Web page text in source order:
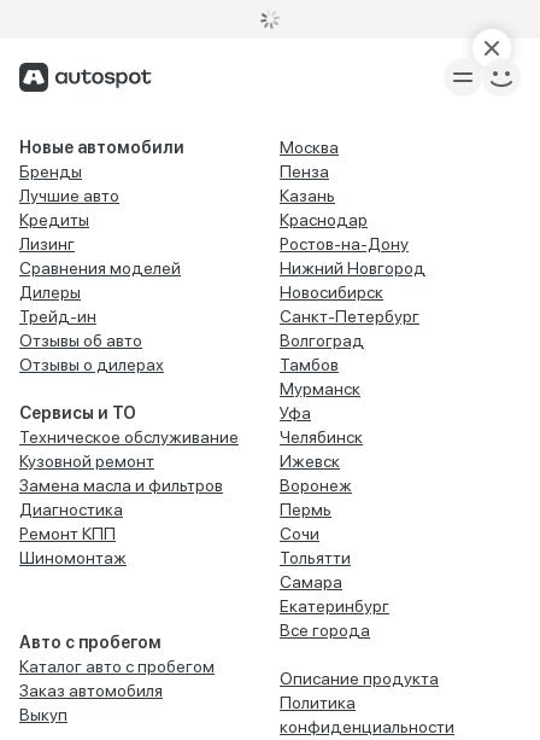
Новые автомобили
Бренды
Лучшие авто
Кредиты
Лизинг
Сравнения моделей
Дилеры
Трейд-ин
Отзывы об авто
Отзывы о дилерах
Сервисы и ТО
Техническое обслуживание
Кузовной ремонт
Замена масла и фильтров
Диагностика
Ремонт КПП
Шиномонтаж
Авто с пробегом
Каталог авто с пробегом
Заказ автомобиля
Выкуп
Москва
Пенза
Казань
Краснодар
Ростов-на-Дону
Нижний Новгород
Новосибирск
Санкт-Петербург
Волгоград
Тамбов
Мурманск
Уфа
Челябинск
Ижевск
Воронеж
Пермь
Сочи
Тольятти
Самара
Екатеринбург
Все города
Описание продукта
Политика
конфиденциальности